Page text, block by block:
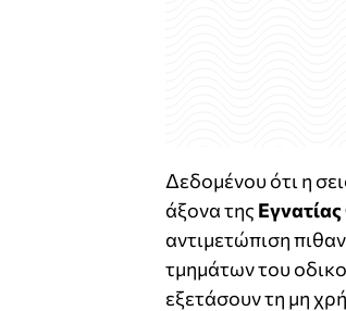
Δεδομένου ότι η
άξονα της
αντιμετώπιση
τμημάτων του
εξετάσουν τη μη